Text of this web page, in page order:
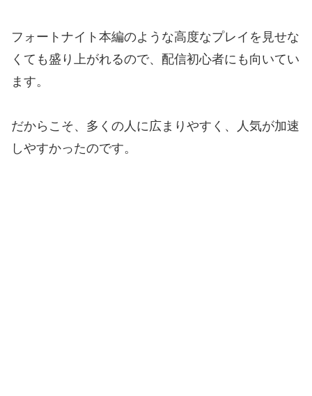
フォートナイト本編のような高度なプレイを見せな
くても盛り上がれるので、配信初心者にも向いてい
ます。
だからこそ、多くの人に広まりやすく、人気が加速
しやすかったのです。